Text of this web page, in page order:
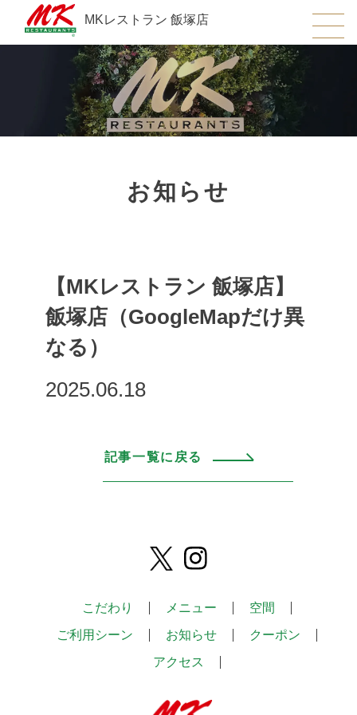
MKレストラン 飯塚店
お知らせ
【MKレストラン 飯塚店】
飯塚店（GoogleMapだけ異
なる）
2025.06.18
記事一覧に戻る
こだわり メニュー
空間
ご利用シーン
お知らせ
クーポン
アクセス